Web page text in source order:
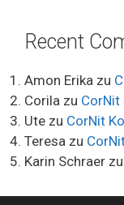
Recent
Amon Erika zu
Corila zu CorNit
Ute zu CorNit
Teresa zu
Karin Schraer zu